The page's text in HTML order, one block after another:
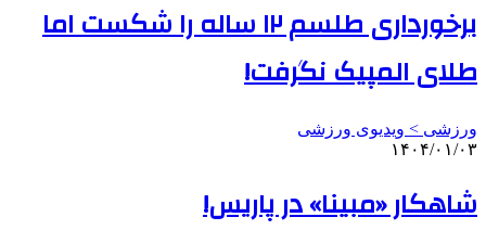
برخورداری طلسم ۱۲ ساله را شکست اما
طلای المپیک نگرفت!
ورزشی > ویدیوی ورزشی
۱۴۰۴/۰۱/۰۳
شاهکار «مبینا» در پاریس!